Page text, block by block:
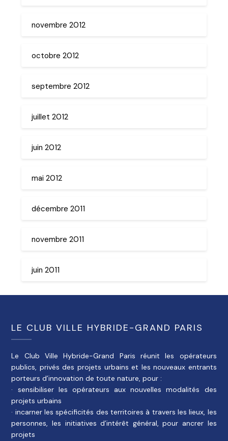
novembre 2012
octobre 2012
septembre 2012
juillet 2012
juin 2012
mai 2012
décembre 2011
novembre 2011
juin 2011
LE CLUB VILLE HYBRIDE-GRAND PARIS
Le Club Ville Hybride-Grand Paris réunit les opérateurs
publics, privés des projets urbains et les nouveaux entrants
porteurs d’innovation de toute nature, pour :
· sensibiliser les opérateurs aux nouvelles modalités des
projets urbains
· incarner les spécificités des territoires à travers les lieux, les
personnes, les initiatives d’intérêt général, pour ancrer les
projets